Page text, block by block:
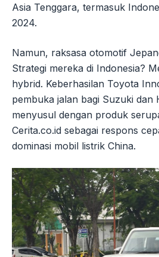
Asia Tenggara, termasuk
2024.
Namun, raksasa otomotif
Strategi mereka di Indonesia?
hybrid. Keberhasilan Toyota
pembuka jalan bagi Suzuki dan
menyusul dengan produk
Cerita.co.id sebagai respons
dominasi mobil listrik China.